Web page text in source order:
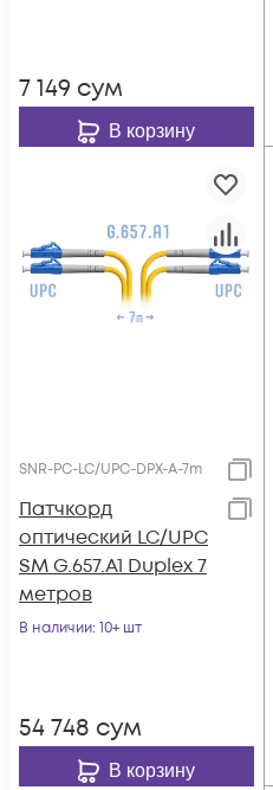
7 149 сум
В корзину
SNR-PC-LC/UPC-DPX-A-7m
Патчкорд
оптический LC/UPC
SM G.657.A1 Duplex 7
метров
В наличии: 10+ шт
54 748 сум
В корзину